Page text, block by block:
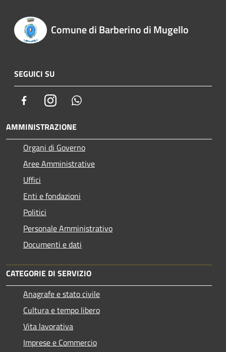
Comune di Barberino di Mugello
SEGUICI SU
FacebookInstagram
AMMINISTRAZIONE
Organi di Governo
Aree Amministrative
Uffici
Enti e fondazioni
Politici
Personale Amministrativo
Documenti e dati
CATEGORIE DI SERVIZIO
Anagrafe e stato civile
Cultura e tempo libero
Vita lavorativa
Imprese e Commercio